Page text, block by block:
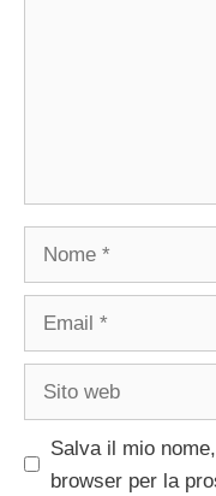
Salva il mio
browser per la